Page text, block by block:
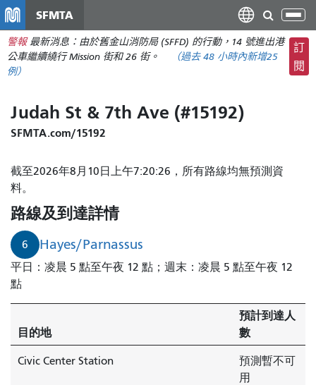
主
SFMTA
切
換
導
航
警報 最新消息：由於舊金山消防局 (SFFD) 的行動，14 號進出港
公車繼續繞行 Mission 街和 26 街。
（過去 48 小時內新增25
例）
訂
閱
Judah St & 7th Ave (#15192)
SFMTA.com/15192
截至2026年8月10日上午7:20:26，所有路線均無預測資
料。
路線及到達詳情
6 Hayes/Parnassus
平日：凌晨 5 點至午夜 12 點；週末：凌晨 5 點至午夜 12
點
目的地
預計到達人
數
Civic Center Station
預測暫不可
用